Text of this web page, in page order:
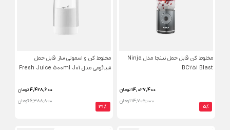
مخلوط‌ کن قابل حمل نینجا مدل Ninja
BC251 Blast
14,027,400تومان
14,705,000 تومان
5%
مخلوط کن و اسموتی ساز قابل حمل
شیائومی مدل Fresh Juice 500ml J01
4,428,600تومان
6,388,800 تومان
31%